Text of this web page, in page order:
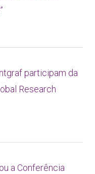
participam da
Research
a Conferência